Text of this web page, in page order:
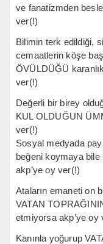
ve fanatizmden
ver(!)
Bilimin terk edildiği,
cemaatlerin köşe
ÖVÜLDÜĞÜ
ver(!)
Değerli bir birey
KUL OLDUĞUN
ver(!)
Sosyal medyada
beğeni koymaya
akp’ye oy ver(!)
Ataların emaneti on
VATAN
etmiyorsa akp’ye oy
Kanınla yoğurup